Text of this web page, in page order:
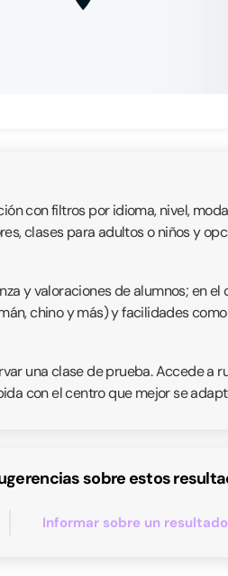
con filtros por idioma, nivel,
clases para adultos o niños y
y valoraciones de alumnos; en
chino y más) y facilidades
una clase de prueba. Accede
con el centro que mejor se
sobre estos
Informar sobre un